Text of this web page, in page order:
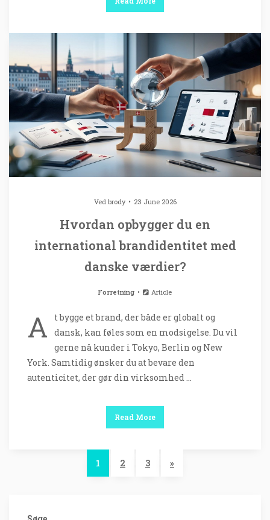
Ved brody 23 June 2026
Hvordan opbygger du en
international brandidentitet med
danske værdier?
Forretning Article
A
t bygge et brand, der både er globalt og
dansk, kan føles som en modsigelse. Du vil
gerne nå kunder i Tokyo, Berlin og New
York. Samtidig ønsker du at bevare den
autenticitet, der gør din virksomhed …
Read More
1 2 3 »